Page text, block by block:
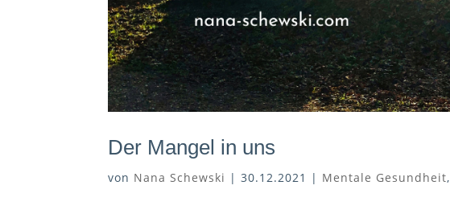
Der Mangel in uns
von Nana Schewski |30.12.2021 | Mentale Gesundheit,